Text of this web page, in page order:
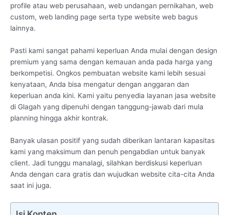
profile atau web perusahaan, web undangan pernikahan, web
custom, web landing page serta type website web bagus
lainnya.
Pasti kami sangat pahami keperluan Anda mulai dengan design
premium yang sama dengan kemauan anda pada harga yang
berkompetisi. Ongkos pembuatan website kami lebih sesuai
kenyataan, Anda bisa mengatur dengan anggaran dan
keperluan anda kini. Kami yaitu penyedia layanan jasa website
di Glagah yang dipenuhi dengan tanggung-jawab dari mula
planning hingga akhir kontrak.
Banyak ulasan positif yang sudah diberikan lantaran kapasitas
kami yang maksimum dan penuh pengabdian untuk banyak
client. Jadi tunggu manalagi, silahkan berdiskusi keperluan
Anda dengan cara gratis dan wujudkan website cita-cita Anda
saat ini juga.